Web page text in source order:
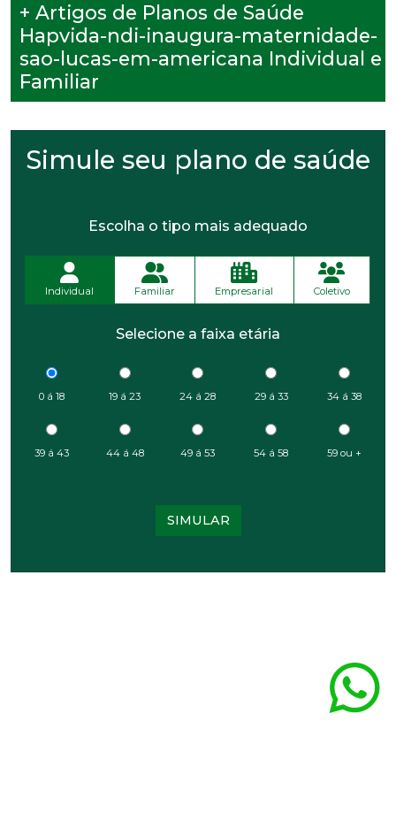
+ Artigos de Planos de Saúde
Hapvida-ndi-inaugura-maternidade-
sao-lucas-em-americana Individual e
Familiar
Simule seu plano de saúde
Escolha o tipo mais adequado
Individual Familiar Empresarial Coletivo
Selecione a faixa etária
0 á 18 19 á 23 24 á 28 29 á 33 34 á 38
39 á 43 44 á 48 49 á 53 54 á 58 59 ou +
SIMULAR